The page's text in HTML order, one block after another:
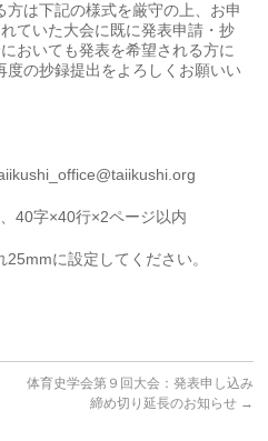
は下記の様式を厳守の上、お申
ていた大会に既に発表申請・抄
おいても発表を希望される方に
の抄録提出をよろしくお願いい
40字×40行×2ページ以内
に設定してください。
体育史学会第９回大会：発表申し込み
締め切り延長のお知らせ →